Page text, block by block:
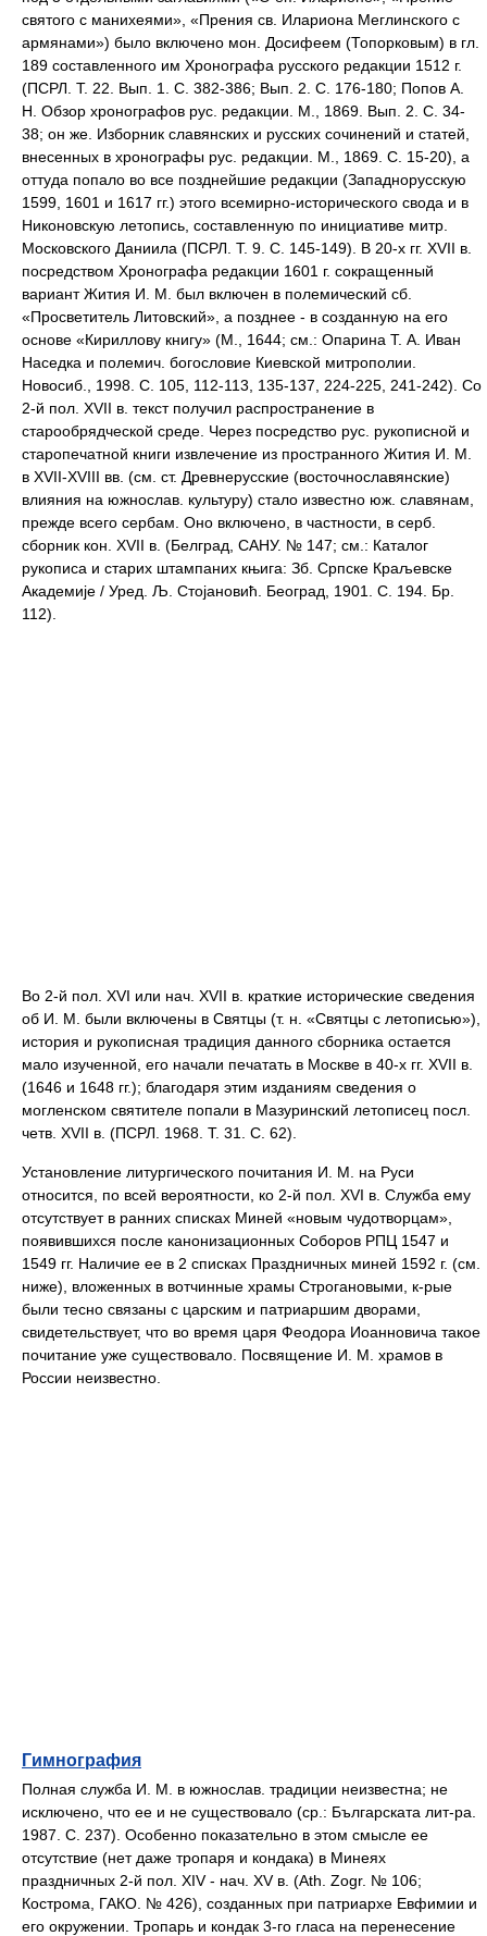
святого с манихеями», «Прения св. Илариона Меглинского с
армянами») было включено мон. Досифеем (Топорковым) в гл.
189 составленного им Хронографа русского редакции 1512 г.
(ПСРЛ. Т. 22. Вып. 1. С. 382-386; Вып. 2. С. 176-180; Попов А.
Н. Обзор хронографов рус. редакции. М., 1869. Вып. 2. С. 34-
38; он же. Изборник славянских и русских сочинений и статей,
внесенных в хронографы рус. редакции. М., 1869. С. 15-20), а
оттуда попало во все позднейшие редакции (Западнорусскую
1599, 1601 и 1617 гг.) этого всемирно-исторического свода и в
Никоновскую летопись, составленную по инициативе митр.
Московского Даниила (ПСРЛ. Т. 9. С. 145-149). В 20-х гг. XVII в.
посредством Хронографа редакции 1601 г. сокращенный
вариант Жития И. М. был включен в полемический сб.
«Просветитель Литовский», а позднее - в созданную на его
основе «Кириллову книгу» (М., 1644; см.: Опарина Т. А. Иван
Наседка и полемич. богословие Киевской митрополии.
Новосиб., 1998. С. 105, 112-113, 135-137, 224-225, 241-242). Cо
2-й пол. XVII в. текст получил распространение в
старообрядческой среде. Через посредство рус. рукописной и
старопечатной книги извлечение из пространного Жития И. М.
в XVII-XVIII вв. (см. ст. Древнерусские (восточнославянские)
влияния на южнослав. культуру) стало известно юж. славянам,
прежде всего сербам. Оно включено, в частности, в серб.
сборник кон. XVII в. (Белград, САНУ. № 147; см.: Каталог
рукописа и старих штампаних књига: Зб. Српске Краљевске
Академиjе / Уред. Љ. Стоjановић. Београд, 1901. C. 194. Бр.
112).
Во 2-й пол. XVI или нач. XVII в. краткие исторические сведения
об И. М. были включены в Святцы (т. н. «Святцы с летописью»),
история и рукописная традиция данного сборника остается
мало изученной, его начали печатать в Москве в 40-х гг. XVII в.
(1646 и 1648 гг.); благодаря этим изданиям сведения о
могленском святителе попали в Мазуринский летописец посл.
четв. XVII в. (ПСРЛ. 1968. Т. 31. С. 62).
Установление литургического почитания И. М. на Руси
относится, по всей вероятности, ко 2-й пол. XVI в. Служба ему
отсутствует в ранних списках Миней «новым чудотворцам»,
появившихся после канонизационных Соборов РПЦ 1547 и
1549 гг. Наличие ее в 2 списках Праздничных миней 1592 г. (см.
ниже), вложенных в вотчинные храмы Строгановыми, к-рые
были тесно связаны с царским и патриаршим дворами,
свидетельствует, что во время царя Феодора Иоанновича такое
почитание уже существовало. Посвящение И. М. храмов в
России неизвестно.
Гимнография
Полная служба И. М. в южнослав. традиции неизвестна; не
исключено, что ее и не существовало (ср.: Българската лит-ра.
1987. С. 237). Особенно показательно в этом смысле ее
отсутствие (нет даже тропаря и кондака) в Минеях
праздничных 2-й пол. XIV - нач. XV в. (Ath. Zogr. № 106;
Кострома, ГАКО. № 426), созданных при патриархе Евфимии и
его окружении. Тропарь и кондак 3-го гласа на перенесение